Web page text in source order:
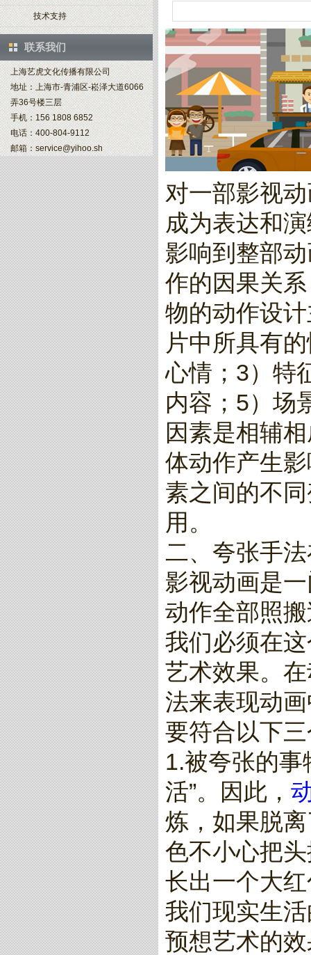
技术支持
联系我们
上海艺虎文化传播有限公司
地址：上海市-青浦区-崧泽大道6066
弄36号楼三层
手机：156 1808 6852
电话：400-804-9112
邮箱：service@yihoo.sh
对一部影视
成为表达和
影响到整部
作的因果关
物的动作设
片中所具有
心情；3）特
内容；5）场
因素是相辅
体动作产生
素之间的不
用。
二、夸张手
影视动画是
动作全部照
我们必须在
艺术效果。
法来表现动
要符合以下
1.被夸张的事
活”。因此，
炼，如果脱
色不小心把
长出一个大
我们现实生
预想艺术的